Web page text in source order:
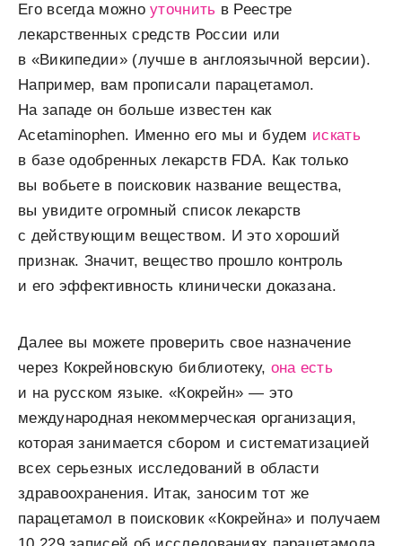
Его всегда можноуточнить в Реестре
лекарственных средств России или
в «Википедии» (лучше в англоязычной версии).
Например, вам прописали парацетамол.
На западе он больше известен как
Acetaminophen. Именно его мы и будем искать
в базе одобренных лекарств FDA. Как только
вы вобьете в поисковик название вещества,
вы увидите огромный список лекарств
с действующим веществом. И это хороший
признак. Значит, вещество прошло контроль
и его эффективность клинически доказана.
Далее вы можете проверить свое назначение
через Кокрейновскую библиотеку, она есть
и на русском языке. «Кокрейн» — это
международная некоммерческая организация,
которая занимается сбором и систематизацией
всех серьезных исследований в области
здравоохранения. Итак, заносим тот же
парацетамол в поисковик «Кокрейна» и получаем